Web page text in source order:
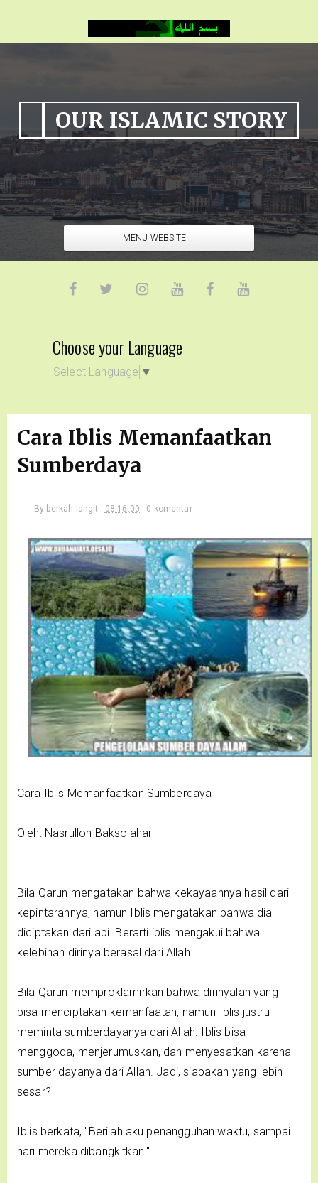
OUR ISLAMIC STORY
MENU WEBSITE ...
Choose your Language
Select Language ▼
Cara Iblis Memanfaatkan
Sumberdaya
By berkah langit 08.16.00 0 komentar
Cara Iblis Memanfaatkan Sumberdaya
Oleh: Nasrulloh Baksolahar
Bila Qarun mengatakan bahwa kekayaannya hasil dari
kepintarannya, namun Iblis mengatakan bahwa dia
diciptakan dari api. Berarti iblis mengakui bahwa
kelebihan dirinya berasal dari Allah.
Bila Qarun memproklamirkan bahwa dirinyalah yang
bisa menciptakan kemanfaatan, namun Iblis justru
meminta sumberdayanya dari Allah. Iblis bisa
menggoda, menjerumuskan, dan menyesatkan karena
sumber dayanya dari Allah. Jadi, siapakah yang lebih
sesar?
Iblis berkata, "Berilah aku penangguhan waktu, sampai
hari mereka dibangkitkan."